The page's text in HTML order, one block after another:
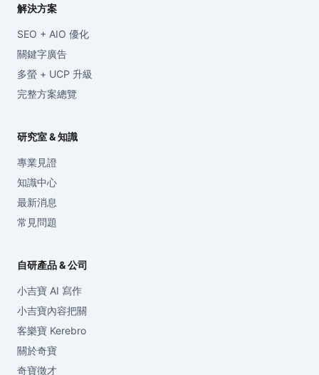
解決方案
SEO + AIO 優化
關鍵字廣告
多螢 + UCP 升級
完整方案總覽
研究室 & 知識
專業見證
知識中心
最新消息
常見問題
自研產品 & 公司
小吉寶 AI 寫作
小吉寶內容把關
客樂寶 Kerebro
關於奇寶
奇寶徵才